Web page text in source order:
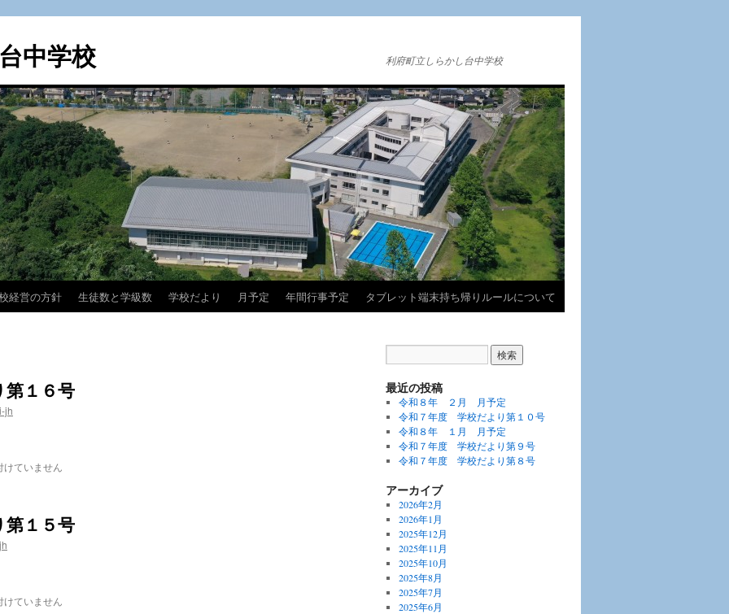
中学校 利府町立しらかし台中学校
経営の方針 生徒数と学級数 学校だより 月予定 年間行事予定 タブレット端末持ち帰りルールについて
１６号
jh
けていません
１５号
けていません
最近の投稿
令和８年 ２月 月予定
令和７年度 学校だより第１０号
令和８年 １月 月予定
令和７年度 学校だより第９号
令和７年度 学校だより第８号
アーカイブ
2026年2月
2026年1月
2025年12月
2025年11月
2025年10月
2025年8月
2025年7月
2025年6月